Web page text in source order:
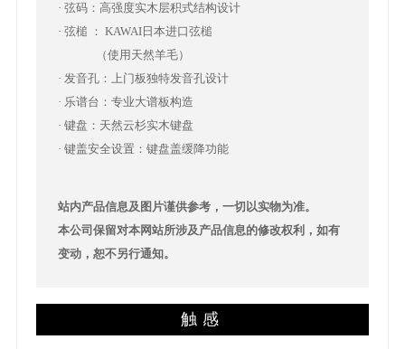
· 弦码：高强度实木层积式结构设计
· 弦槌 ： KAWAI日本进口弦槌
（使用天然羊毛）
· 发音孔：上门板独特发音孔设计
· 乐谱台：专业大谱板构造
· 键盘：天然云杉实木键盘
· 键盖安全设置：键盘盖缓降功能
站内产品信息及图片谨供参考，一切以实物为准。
本公司保留对本网站所涉及产品信息的修改权利，如有
变动，恕不另行通知。
触感